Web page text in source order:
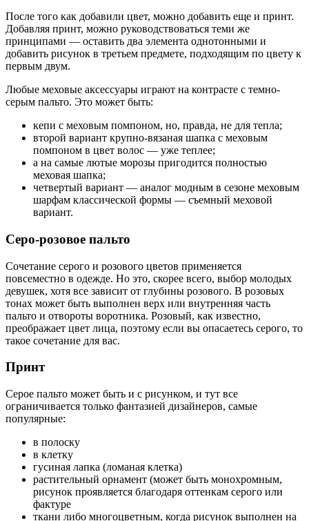
После того как добавили цвет, можно добавить еще и принт.
Добавляя принт, можно руководствоваться теми же
принципами — оставить два элемента однотонными и
добавить рисунок в третьем предмете, подходящим по цвету к
первым двум.
Любые меховые аксессуары играют на контрасте с темно-
серым пальто. Это может быть:
кепи с меховым помпоном, но, правда, не для тепла;
второй вариант крупно-вязаная шапка с меховым
помпоном в цвет волос — уже теплее;
а на самые лютые морозы пригодится полностью
меховая шапка;
четвертый вариант — аналог модным в сезоне меховым
шарфам классической формы — съемный меховой
вариант.
Серо-розовое пальто
Сочетание серого и розового цветов применяется
повсеместно в одежде. Но это, скорее всего, выбор молодых
девушек, хотя все зависит от глубины розового. В розовых
тонах может быть выполнен верх или внутренняя часть
пальто и отвороты воротника. Розовый, как известно,
преображает цвет лица, поэтому если вы опасаетесь серого, то
такое сочетание для вас.
Принт
Серое пальто может быть и с рисунком, и тут все
ограничивается только фантазией дизайнеров, самые
популярные:
в полоску
в клетку
гусиная лапка (ломаная клетка)
растительный орнамент (может быть монохромным,
рисунок проявляется благодаря оттенкам серого или
фактуре
ткани либо многоцветным, когда рисунок выполнен на